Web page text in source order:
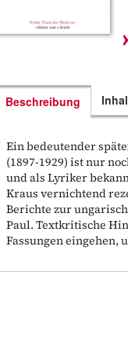
Beschreibung
Ein bedeutender
(1897-1929) ist nur
und als Lyriker
Kraus vernichtend
Berichte zur
Paul. Textkritische
Fassungen eingehen,